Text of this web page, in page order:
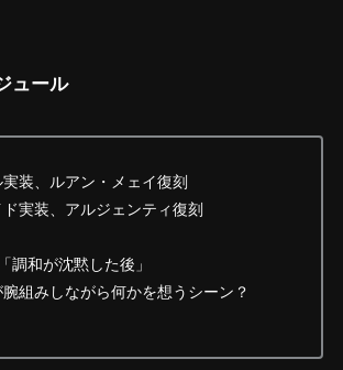
ュール
実装、ルアン・メェイ復刻
ド実装、アルジェンティ復刻
調和が沈黙した後」
組みしながら何かを想うシーン？